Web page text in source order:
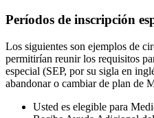
Períodos de inscripción
Los siguientes son ejemplos de
permitirían reunir los requisitos
especial (SEP, por su sigla en
abandonar o cambiar de plan de
Usted es elegible para